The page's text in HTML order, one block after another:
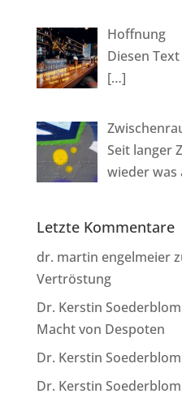
Hoffnung
Diesen
[…]
Seit langer
wieder
Letzte Kommentare
dr. martin engelmeier
Vertröstung
Dr. Kerstin Soederblom
Macht von Despoten
Dr. Kerstin Soederblom
Dr. Kerstin Soederblom